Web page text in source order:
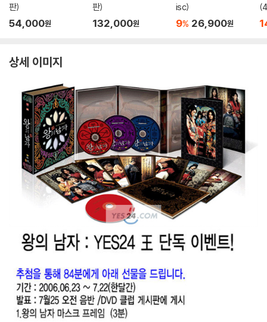
판)
54,000원
판)
132,000원
isc)
9% 26,900원
상세 이미지